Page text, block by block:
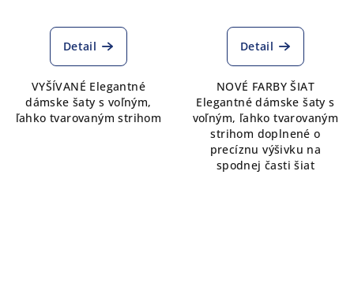
Detail
VYŠÍVANÉ Elegantné
dámske šaty s voľným,
ľahko tvarovaným strihom
Detail
NOVÉ FARBY ŠIAT
Elegantné dámske šaty s
voľným, ľahko tvarovaným
strihom doplnené o
precíznu výšivku na
spodnej časti šiat